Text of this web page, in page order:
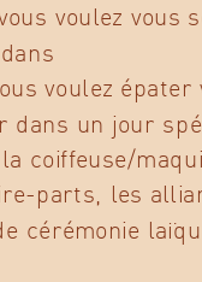
voulez vous
voulez épater
dans un jour
coiffeuse/
parts, les
cérémonie